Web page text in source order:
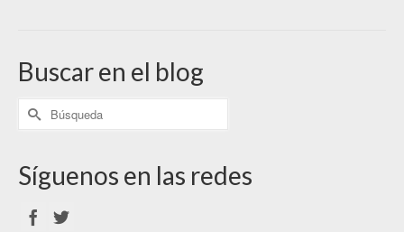
Buscar en el blog
Síguenos en las redes